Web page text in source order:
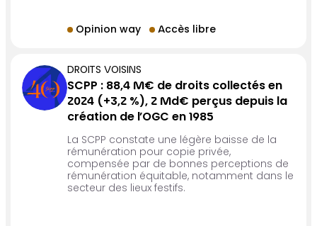
Opinion way Accès libre
DROITS VOISINS
SCPP : 88,4 M€ de droits collectés en
2024 (+3,2 %), 2 Md€ perçus depuis la
création de l’OGC en 1985
La SCPP constate une légère baisse de la
rémunération pour copie privée,
compensée par de bonnes perceptions de
rémunération équitable, notamment dans le
secteur des lieux festifs.